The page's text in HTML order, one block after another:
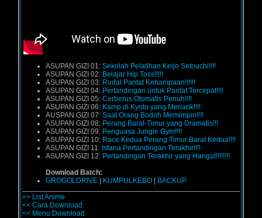
ASUPAN GIZI 01: Sekolah Pelatihan Keijo Setouchi!!!!
ASUPAN GIZI 02: Belajar Hip Toss!!!!!
ASUPAN GIZI 03: Rudal Pantat Kehampaan!!!!!!
ASUPAN GIZI 04: Pertandingan untuk Pantat Tercepat!!!!
ASUPAN GIZI 05: Cerberus Otomatis Penuh!!!!
ASUPAN GIZI 06: Kamp di Kyoto yang Menarik!!!!
AUSPAN GIZI 07: Saat Orang Bodoh Memimpin!!!!
ASUPAN GIZI 08: Perang Barat-Timur yang Dramatis!!!
ASUPAN GIZI 09: Penguasa Jungle Gym!!!!
ASUPAN GIZI 10: Race Kedua Perang Timur Barat Kedua!!!!
ASUPAN GIZI 11: Istana Pertandingan Terakhir!!!!
ASUPAN GIZI 12: Pertandingan Terakhir yang Hangat!!!!!!!!
Download Batch:
GROGOLDRIVE
KUMPULKEBO
BACKUP
>> List Anime
<< Cara Download
<< Menu Download